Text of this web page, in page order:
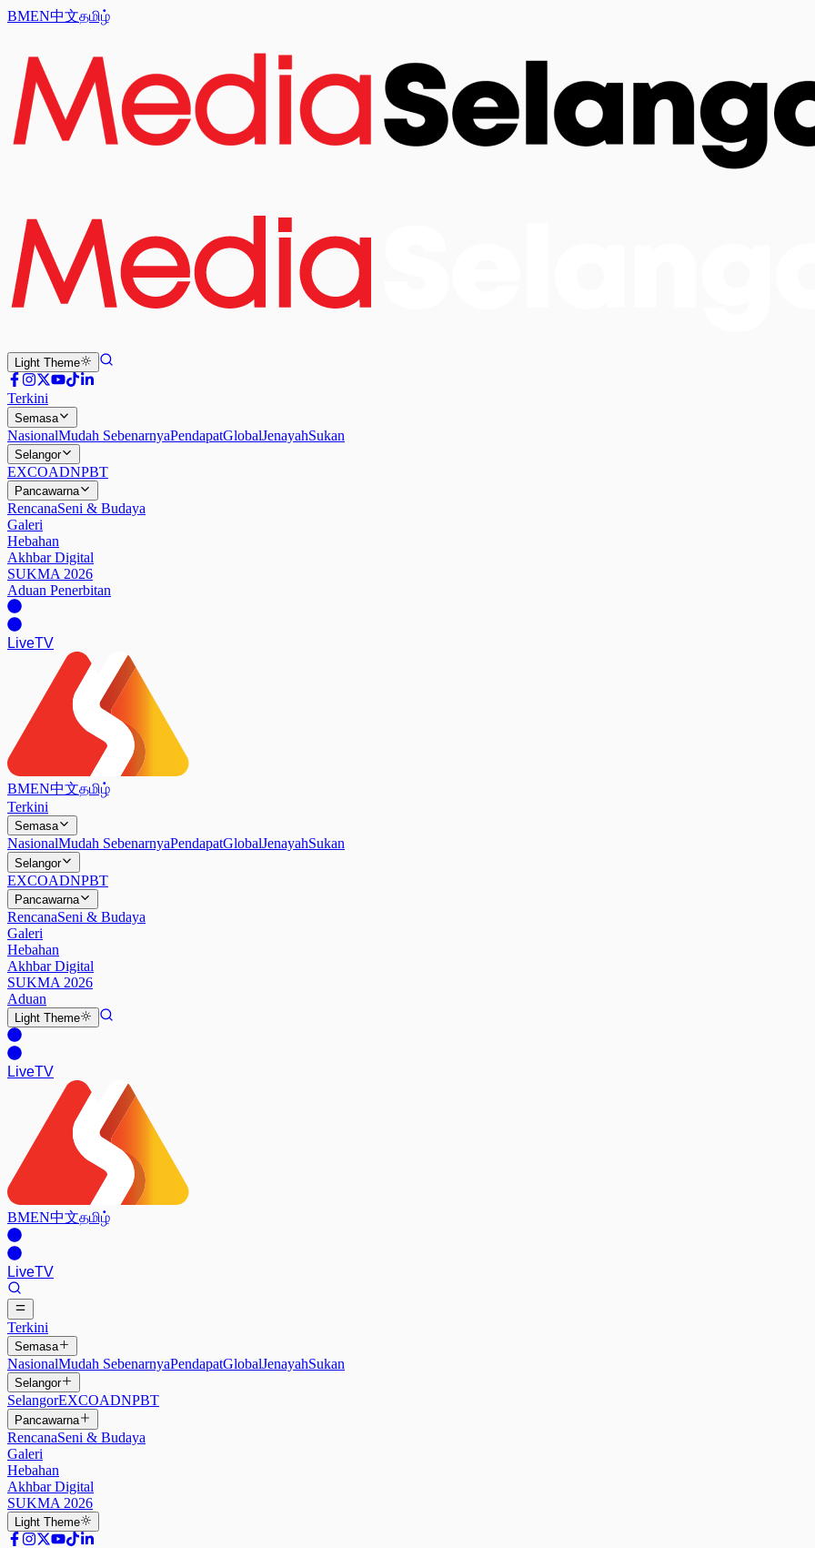
BMEN中文தமிழ்
Light Theme
Terkini
Semasa
NasionalMudah SebenarnyaPendapatGlobalJenayahSukan
Selangor
EXCOADNPBT
Pancawarna
RencanaSeni & Budaya
Galeri
Hebahan
Akhbar Digital
SUKMA 2026
Aduan Penerbitan
LiveTV
BMEN中文தமிழ்
Terkini
Semasa
NasionalMudah SebenarnyaPendapatGlobalJenayahSukan
Selangor
EXCOADNPBT
Pancawarna
RencanaSeni & Budaya
Galeri
Hebahan
Akhbar Digital
SUKMA 2026
Aduan
Light Theme
LiveTV
BMEN中文தமிழ்
LiveTV
Terkini
Semasa
NasionalMudah SebenarnyaPendapatGlobalJenayahSukan
Selangor
SelangorEXCOADNPBT
Pancawarna
RencanaSeni & Budaya
Galeri
Hebahan
Akhbar Digital
SUKMA 2026
Light Theme